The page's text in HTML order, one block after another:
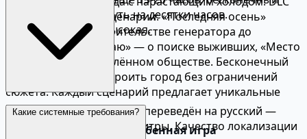
добавляют новые сценарии: «Последняя осень»
рассказывает о строительстве генератора до
катастрофы, «На краю» — о поиске выживших, «Место
падения» — о разделённом обществе. Бесконечный
режим позволяет строить город без ограничений
сюжета. Каждый сценарий предлагает уникальные
механики и дилеммы.
Почему Frostpunk — особенная игра
режим может затянуть на десятки часов.
Реиграбельность высокая.
Да, Frostpunk полностью переведён на русский —
интерфейс, тексты и субтитры. Качество локализации
Какие системные требования?